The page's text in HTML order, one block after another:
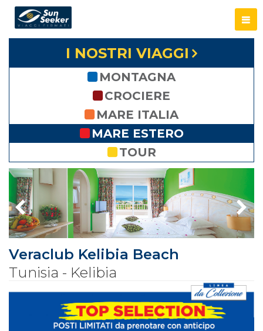
I NOSTRI VIAGGI
MONTAGNA
CROCIERE
MARE ITALIA
MARE ESTERO
TOUR
Veraclub Kelibia Beach
Tunisia - Kelibia